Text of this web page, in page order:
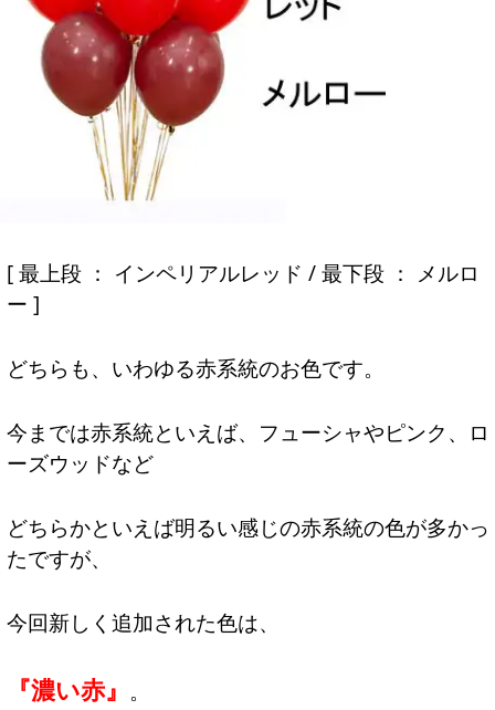
[ 最上段 ： インペリアルレッド / 最下段 ： メルロ
ー ]
どちらも、いわゆる赤系統のお色です。
今までは赤系統といえば、フューシャやピンク、ロ
ーズウッドなど
どちらかといえば明るい感じの赤系統の色が多かっ
たですが、
今回新しく追加された色は、
『濃い赤』 。